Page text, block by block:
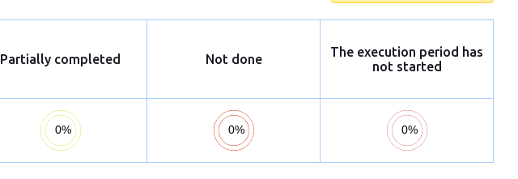
Partially completed Not done
The execution period has
not started